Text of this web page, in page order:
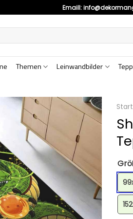
Emaill:
Themen Leinwandbilder